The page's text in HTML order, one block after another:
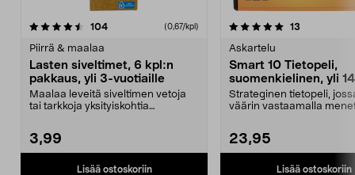
104arvostelut (0,67/kpl)
Piirrä & maalaa
Lasten siveltimet, 6 kpl:n
pakkaus, yli 3-vuotiaille
Maalaa leveitä siveltimen vetoja
tai tarkkoja yksityiskohtia
3,99
Lisää ostoskoriin
5.0 viidestä
13
Askartelu
Smart 10 Tietopeli,
suomenkielinen, yli
vuotiaille
Strateginen tietopeli,
väärin vastaamalla
23,95
Lisää ostoskoriin
4.5 viidestä